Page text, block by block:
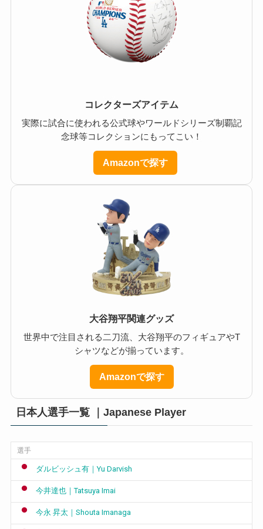
コレクターズアイテム
実際に試合に使われる公式球やワールドシリーズ制覇記
念球等コレクションにもってこい！
Amazonで探す
大谷翔平関連グッズ
世界中で注目される二刀流、大谷翔平のフィギュアやT
シャツなどが揃っています。
Amazonで探す
日本人選手一覧 ｜Japanese Player
選手
ダルビッシュ有｜Yu Darvish
今井達也｜Tatsuya Imai
今永 昇太｜Shouta Imanaga